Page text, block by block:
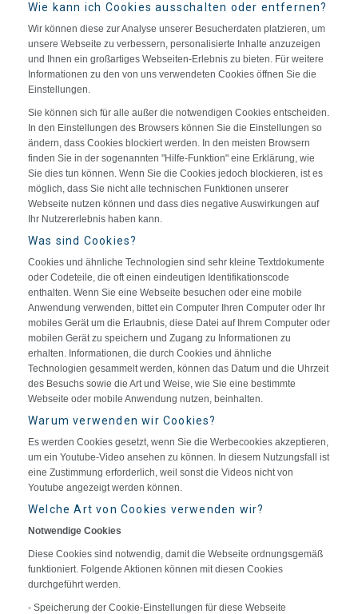
Wie kann ich Cookies ausschalten oder entfernen?
Wir können diese zur Analyse unserer Besucherdaten platzieren, um
unsere Webseite zu verbessern, personalisierte Inhalte anzuzeigen
und Ihnen ein großartiges Webseiten-Erlebnis zu bieten. Für weitere
Informationen zu den von uns verwendeten Cookies öffnen Sie die
Einstellungen.
Sie können sich für alle außer die notwendigen Cookies entscheiden.
In den Einstellungen des Browsers können Sie die Einstellungen so
ändern, dass Cookies blockiert werden. In den meisten Browsern
finden Sie in der sogenannten "Hilfe-Funktion" eine Erklärung, wie
Sie dies tun können. Wenn Sie die Cookies jedoch blockieren, ist es
möglich, dass Sie nicht alle technischen Funktionen unserer
Webseite nutzen können und dass dies negative Auswirkungen auf
Ihr Nutzererlebnis haben kann.
Was sind Cookies?
Cookies und ähnliche Technologien sind sehr kleine Textdokumente
oder Codeteile, die oft einen eindeutigen Identifikationscode
enthalten. Wenn Sie eine Webseite besuchen oder eine mobile
Anwendung verwenden, bittet ein Computer Ihren Computer oder Ihr
mobiles Gerät um die Erlaubnis, diese Datei auf Ihrem Computer oder
mobilen Gerät zu speichern und Zugang zu Informationen zu
erhalten. Informationen, die durch Cookies und ähnliche
Technologien gesammelt werden, können das Datum und die Uhrzeit
des Besuchs sowie die Art und Weise, wie Sie eine bestimmte
Webseite oder mobile Anwendung nutzen, beinhalten.
Warum verwenden wir Cookies?
Es werden Cookies gesetzt, wenn Sie die Werbecookies akzeptieren,
um ein Youtube-Video ansehen zu können. In diesem Nutzungsfall ist
eine Zustimmung erforderlich, weil sonst die Videos nicht von
Youtube angezeigt werden können.
Welche Art von Cookies verwenden wir?
Notwendige Cookies
Diese Cookies sind notwendig, damit die Webseite ordnungsgemäß
funktioniert. Folgende Aktionen können mit diesen Cookies
durchgeführt werden.
- Speicherung der Cookie-Einstellungen für diese Webseite